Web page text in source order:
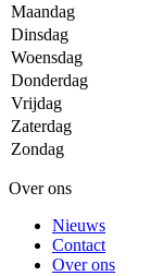
Maandag
Dinsdag
Woensdag
Donderdag
Vrijdag
Zaterdag
Zondag
Over ons
Nieuws
Contact
Over ons